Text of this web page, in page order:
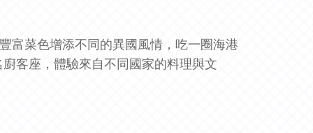
富菜色增添不同的異國風情，吃一圈海港
客座，體驗來自不同國家的料理與文